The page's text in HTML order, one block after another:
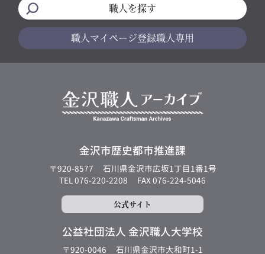
職人を探す
職人マイページ登録職人専用
金沢市歴史都市推進課
〒920-8577
石川県金沢市広坂1丁目1番1号
TEL 076-220-2208
FAX 076-224-5046
公式サイト
公益社団法人 金沢職人大学校
〒920-0046 石川県金沢市大和町1-1